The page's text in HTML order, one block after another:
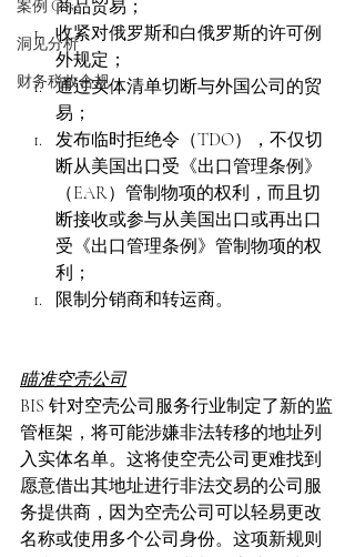
案例 Case
洞见分析
财务税收合规
商品贸易；
收紧对俄罗斯和白俄罗斯的许可例
外规定；
通过实体清单切断与外国公司的贸
易；
发布临时拒绝令（TDO），不仅切
断从美国出口受《出口管理条例》
（EAR）管制物项的权利，而且切
断接收或参与从美国出口或再出口
受《出口管理条例》管制物项的权
利；
限制分销商和转运商。
瞄准空壳公司
BIS 针对空壳公司服务行业制定了新的监
管框架，将可能涉嫌非法转移的地址列
入实体名单。这将使空壳公司更难找到
愿意借出其地址进行非法交易的公司服
务提供商，因为空壳公司可以轻易更改
名称或使用多个公司身份。这项新规则